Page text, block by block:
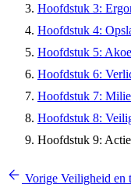
Hoofdstuk 3:
Hoofdstuk 4:
Hoofdstuk 5:
Hoofdstuk 6:
Hoofdstuk 7:
Hoofdstuk 8:
Hoofdstuk 9:
Vorige Veiligheid en